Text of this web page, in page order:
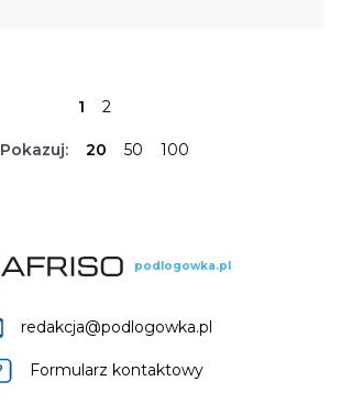
1 2
Pokazuj: 20 50 100
podlogowka.pl
redakcja@podlogowka.pl
Formularz kontaktowy